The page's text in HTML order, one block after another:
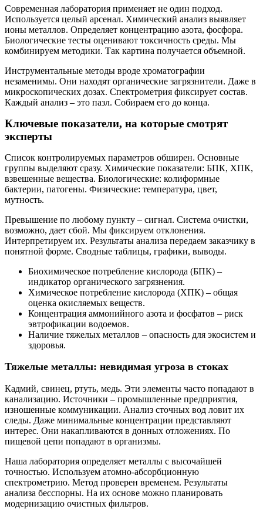
Современная лаборатория применяет не один подход.
Используется целый арсенал. Химический анализ выявляет
ионы металлов. Определяет концентрацию азота, фосфора.
Биологические тесты оценивают токсичность среды. Мы
комбинируем методики. Так картина получается объемной.
Инструментальные методы вроде хроматографии
незаменимы. Они находят органические загрязнители. Даже в
микроскопических дозах. Спектрометрия фиксирует состав.
Каждый анализ – это пазл. Собираем его до конца.
Ключевые показатели, на которые смотрят
эксперты
Список контролируемых параметров обширен. Основные
группы выделяют сразу. Химические показатели: БПК, ХПК,
взвешенные вещества. Биологические: колиформные
бактерии, патогены. Физические: температура, цвет,
мутность.
Превышение по любому пункту – сигнал. Система очистки,
возможно, дает сбой. Мы фиксируем отклонения.
Интерпретируем их. Результаты анализа передаем заказчику в
понятной форме. Сводные таблицы, графики, выводы.
Биохимическое потребление кислорода (БПК) –
индикатор органического загрязнения.
Химическое потребление кислорода (ХПК) – общая
оценка окисляемых веществ.
Концентрация аммонийного азота и фосфатов – риск
эвтрофикации водоемов.
Наличие тяжелых металлов – опасность для экосистем и
здоровья.
Тяжелые металлы: невидимая угроза в стоках
Кадмий, свинец, ртуть, медь. Эти элементы часто попадают в
канализацию. Источники – промышленные предприятия,
изношенные коммуникации. Анализ сточных вод ловит их
следы. Даже минимальные концентрации представляют
интерес. Они накапливаются в донных отложениях. По
пищевой цепи попадают в организмы.
Наша лаборатория определяет металлы с высочайшей
точностью. Используем атомно-абсорбционную
спектрометрию. Метод проверен временем. Результаты
анализа бесспорны. На их основе можно планировать
модернизацию очистных фильтров.